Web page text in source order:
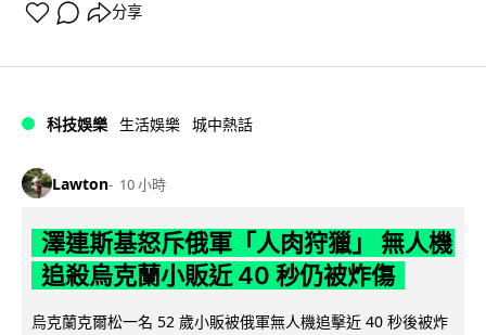
分享
科技娛樂 生活娛樂 城中熱話
Lawton 10 小時
澤連斯基怒斥俄軍「人肉狩獵」 無人機
追殺烏克蘭小販近 40 秒仍被炸傷
烏克蘭克爾松一名 52 歲小販被俄軍無人機追擊近 40 秒後被炸